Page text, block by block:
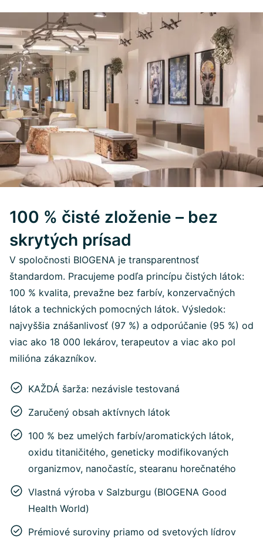
100 % čisté zloženie – bez
skrytých prísad
V spoločnosti BIOGENA je transparentnosť
štandardom. Pracujeme podľa princípu čistých látok:
100 % kvalita, prevažne bez farbív, konzervačných
látok a technických pomocných látok. Výsledok:
najvyššia znášanlivosť (97 %) a odporúčanie (95 %) od
viac ako 18 000 lekárov, terapeutov a viac ako pol
milióna zákazníkov.
KAŽDÁ šarža: nezávisle testovaná
Zaručený obsah aktívnych látok
100 % bez umelých farbív/aromatických látok,
oxidu titaničitého, geneticky modifikovaných
organizmov, nanočastíc, stearanu horečnatého
Vlastná výroba v Salzburgu (BIOGENA Good
Health World)
Prémiové suroviny priamo od svetových lídrov